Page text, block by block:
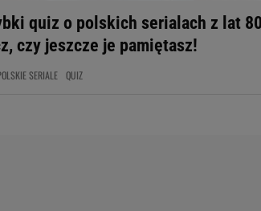
quiz o polskich serialach z lat
czy jeszcze je pamiętasz!
SERIALE QUIZ